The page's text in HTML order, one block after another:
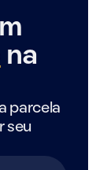
na
parcela
seu